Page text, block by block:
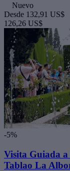
Nuevo
Desde 132,91 US$
126,26 US$
-5%
Visita Guiada
Tablao La